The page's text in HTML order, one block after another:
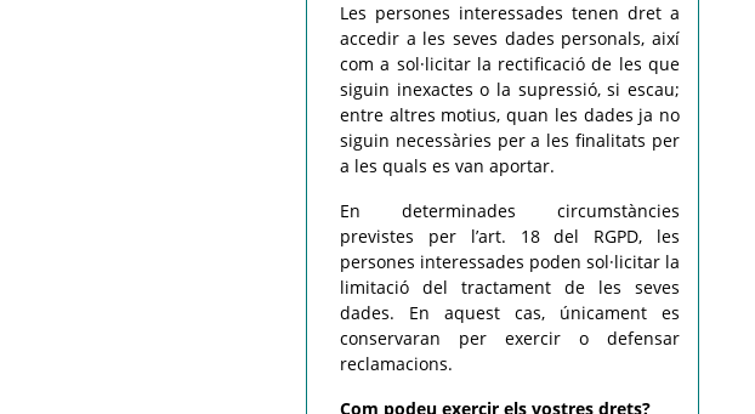
Les persones interessades tenen dret a
accedir a les seves dades personals, així
com a sol·licitar la rectificació de les que
siguin inexactes o la supressió, si escau;
entre altres motius, quan les dades ja no
siguin necessàries per a les finalitats per
a les quals es van aportar.
En determinades circumstàncies
previstes per l’art. 18 del RGPD, les
persones interessades poden sol·licitar la
limitació del tractament de les seves
dades. En aquest cas, únicament es
conservaran per exercir o defensar
reclamacions.
Com podeu exercir els vostres drets?